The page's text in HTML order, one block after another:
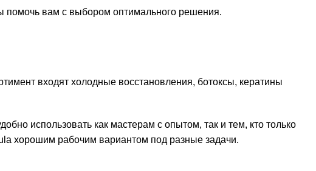
помочь вам с выбором оптимального решения.
входят холодные восстановления, ботоксы, кератины
использовать как мастерам с опытом, так и тем, кто только
хорошим рабочим вариантом под разные задачи.